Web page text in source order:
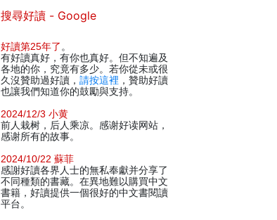
搜尋好讀 - Google
好讀第25年了 。
有好讀真好，有你也真好。但不知遍及
各地的你，究竟有多少。若你從未或很
久沒贊助過好讀， 請按這裡 ，贊助好讀
也讓我們知道你的鼓勵與支持。
2024/12/3 小黄
前人栽树，后人乘凉。感谢好读网站，
感谢所有的故事。
2024/10/22 蘇菲
感謝好讀各界人士的無私奉獻并分享了
不同種類的書藏。在異地難以購買中文
書籍，好讀提供一個很好的中文書閱讀
平台。